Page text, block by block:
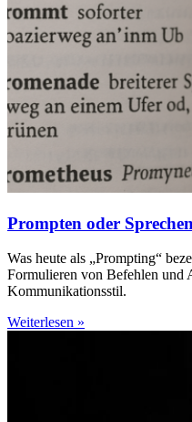
Prompten oder
Was heute als „Prompting“
Formulieren von Befehlen und
Kommunikationsstil.
Weiterlesen »